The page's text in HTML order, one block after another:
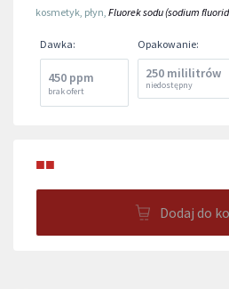
kosmetyk, płyn, Fluorek sodu (sodium
Dawka:
450 ppm
brak ofert
Opakowanie:
250 mililitrów
niedostępny
■■
Dodaj do